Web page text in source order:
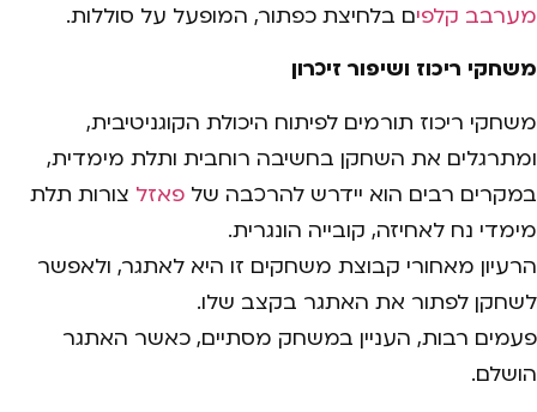
מערבב קלפים בלחיצת כפתור, המופעל על סוללות.
משחקי ריכוז ושיפור זיכרון
משחקי ריכוז תורמים לפיתוח היכולת הקוגניטיבית,
ומתרגלים את השחקן בחשיבה רוחבית ותלת מימדית,
במקרים רבים הוא יידרש להרכבה של פאזל צורות תלת
מימדי נח לאחיזה, קובייה הונגרית.
הרעיון מאחורי קבוצת משחקים זו היא לאתגר, ולאפשר
לשחקן לפתור את האתגר בקצב שלו.
פעמים רבות, העניין במשחק מסתיים, כאשר האתגר
הושלם.